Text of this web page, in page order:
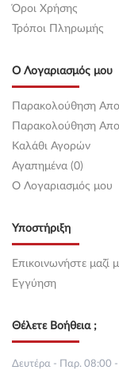
Όροι Χρήσης
Τρόποι Πληρωμής
Ο Λογαριασμός μου
Παρακολούθηση
Παρακολούθηση
Καλάθι Αγορών
Αγαπημένα (0)
O Λογαριασμός μου
Υποστήριξη
Επικοινωνήστε μαζί
Εγγύηση
Θέλετε Βοήθεια ;
Δευτέρα - Παρ. 08:00